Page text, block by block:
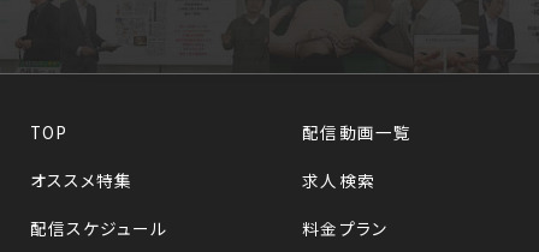
TOP
配信動画一覧
オススメ特集
求人検索
配信スケジュール
料金プラン